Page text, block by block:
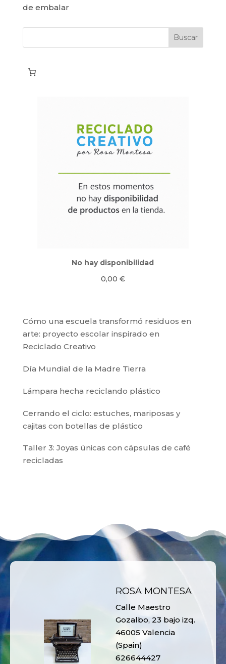
de embalar
No hay disponibilidad
0,00 €
Cómo una escuela transformó residuos en
arte: proyecto escolar inspirado en
Reciclado Creativo
Día Mundial de la Madre Tierra
Lámpara hecha reciclando plástico
Cerrando el ciclo: estuches, mariposas y
cajitas con botellas de plástico
Taller 3: Joyas únicas con cápsulas de café
recicladas
ROSA MONTESA
Calle Maestro
Gozalbo, 23 bajo izq.
46005 Valencia
(Spain)
626644427